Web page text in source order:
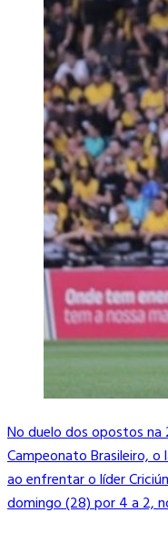
No duelo dos opostos
Campeonato Brasileiro,
ao enfrentar o líder
domingo (28) por 4 a 2,